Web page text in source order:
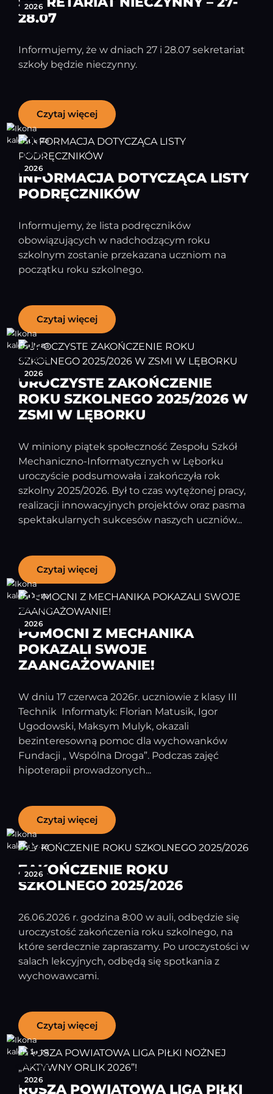
2026
28.07
Informujemy, że w dniach 27 i 28.07 sekretariat
szkoły będzie nieczynny.
Czytaj więcej
21
lipiec
2026
INFORMACJA DOTYCZĄCA LISTY
PODRĘCZNIKÓW
Informujemy, że lista podręczników
obowiązujących w nadchodzącym roku
szkolnym zostanie przekazana uczniom na
początku roku szkolnego.
Czytaj więcej
26
czerwiec
2026
UROCZYSTE ZAKOŃCZENIE
ROKU SZKOLNEGO 2025/2026 W
ZSMI W LĘBORKU
W miniony piątek społeczność Zespołu Szkół
Mechaniczno-Informatycznych w Lęborku
uroczyście podsumowała i zakończyła rok
szkolny 2025/2026. Był to czas wytężonej pracy,
realizacji innowacyjnych projektów oraz pasma
spektakularnych sukcesów naszych uczniów...
Czytaj więcej
25
czerwiec
2026
POMOCNI Z MECHANIKA
POKAZALI SWOJE
ZAANGAŻOWANIE!
W dniu 17 czerwca 2026r. uczniowie z klasy III
Technik Informatyk: Florian Matusik, Igor
Ugodowski, Maksym Mulyk, okazali
bezinteresowną pomoc dla wychowanków
Fundacji „ Wspólna Droga”. Podczas zajęć
hipoterapii prowadzonych...
Czytaj więcej
23
2026
ZAKOŃCZENIE ROKU
SZKOLNEGO 2025/2026
26.06.2026 r. godzina 8:00 w auli, odbędzie się
uroczystość zakończenia roku szkolnego, na
które serdecznie zapraszamy. Po uroczystości w
salach lekcyjnych, odbędą się spotkania z
wychowawcami.
Czytaj więcej
12
czerwiec
2026
RUSZA POWIATOWA LIGA PIŁKI